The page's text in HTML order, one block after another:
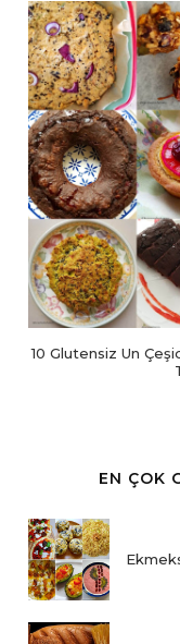
10 Glutensiz Un
EN ÇOK